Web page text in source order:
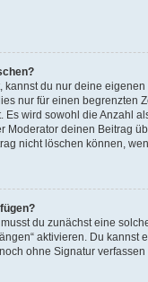
du nur deine
nur für einen
wird sowohl die Anzahl
Moderator deinen Beitrag
nicht löschen können,
du zunächst eine
aktivieren. Du
ohne Signatur